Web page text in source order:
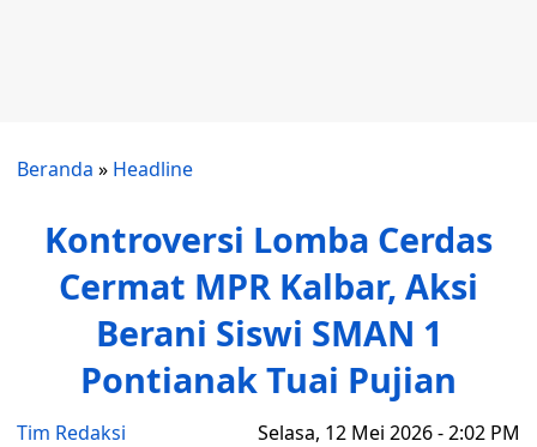
Beranda » Headline
Kontroversi Lomba Cerdas
Cermat MPR Kalbar, Aksi
Berani Siswi SMAN 1
Pontianak Tuai Pujian
Tim Redaksi Selasa, 12 Mei 2026 - 2:02 PM